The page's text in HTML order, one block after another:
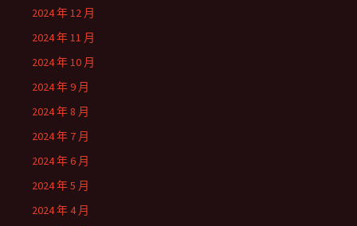
2024 年 12 月
2024 年 11 月
2024 年 10 月
2024 年 9 月
2024 年 8 月
2024 年 7 月
2024 年 6 月
2024 年 5 月
2024 年 4 月